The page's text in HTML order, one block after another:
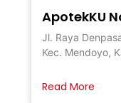
ApotekKU
Jl. Raya
Kec. Mendoyo,
Read More